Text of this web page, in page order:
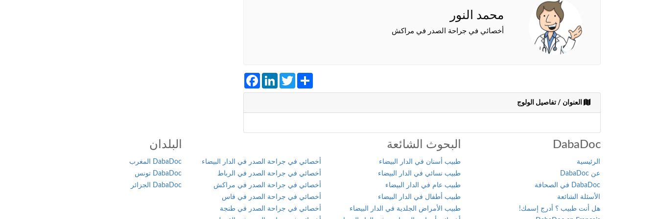
محمد النور
أخصائي في جراحة الصدر في مراكش
FacebookLinkedInTwitterShare
العنوان / تفاصيل الولوج
DabaDoc
الرئيسية
عن DabaDoc
DabaDoc في الصحافة
الأسئلة الشائعة
هل أنت طبيب ؟ أدرج إسمك!
البحوث الشائعة
طبيب أسنان في الدار البيضاء
طبيب نسائي في الدار البيضاء
طبيب عام في الدار البيضاء
طبيب أطفال في الدار البيضاء
طبيب الأمراض الجلدية في الدار البيضاء
أخصائي في جراحة الصدر في الدار البيضاء
أخصائي في جراحة الصدر في الرباط
أخصائي في جراحة الصدر في مراكش
أخصائي في جراحة الصدر في فاس
أخصائي في جراحة الصدر في طنجة
البلدان
DabaDoc المغرب
DabaDoc تونس
DabaDoc الجزائر